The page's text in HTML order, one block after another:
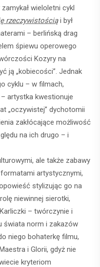
wieloletni cykl
rzeczywistościąi był
– berlińską drag
śpiewu operowego
Kozyry na
ją „kobiecości”. Jednak
cyklu – w filmach,
artystka kwestionuje
„oczywistej” dychotomii
zakłócające możliwość
na ich drugo – i
ale także zabawy
artystycznymi,
stylizując go na
niewinnej sierotki,
– twórczynie i
świata norm i zakazów
niego bohaterkę filmu,
i Glorii, gdyż nie
kryteriom